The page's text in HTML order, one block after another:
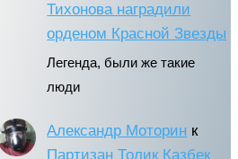
Тихонова наградили
орденом Красной Звезды
Легенда, были же такие
люди
Александр Моторин к
Партизан Толик Казбек